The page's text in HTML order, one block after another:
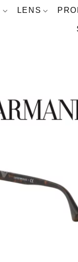
LENS